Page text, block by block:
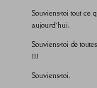
Souviens-toi tout ce
aujourd’hui.
Souviens-toi de
!!!
Souviens-toi.